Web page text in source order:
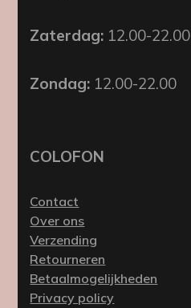
Zaterdag: 12.00-22.00
Zondag: 12.00-22.00
COLOFON
Contact
Over ons
Verzending
Retourneren
Betaalmogelijkheden
Privacy policy